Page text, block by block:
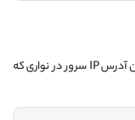
به‌طور‌کلی، وب‌سرور Apache را می‌توان با واردکردن آدرس IP سرور در نواری که